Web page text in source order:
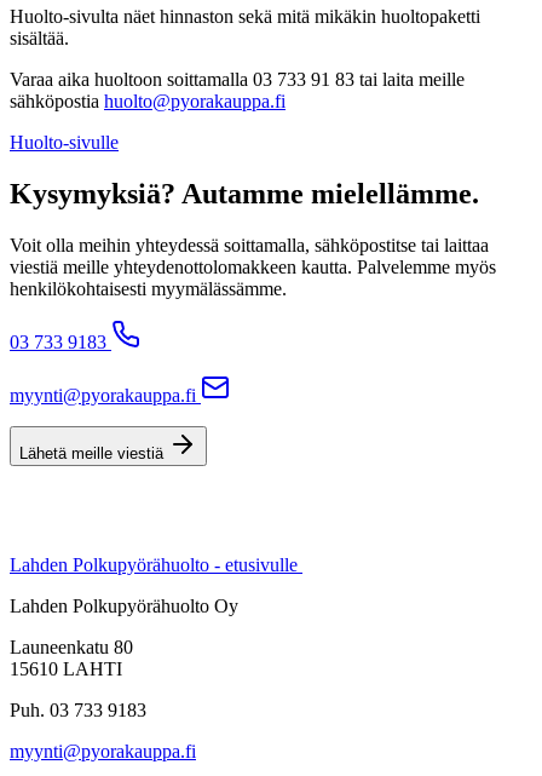
Huolto-sivulta näet hinnaston sekä mitä mikäkin huoltopaketti
sisältää.
Varaa aika huoltoon soittamalla 03 733 91 83 tai laita meille
sähköpostia huolto@pyorakauppa.fi
Huolto-sivulle
Kysymyksiä? Autamme mielellämme.
Voit olla meihin yhteydessä soittamalla, sähköpostitse tai laittaa
viestiä meille yhteydenottolomakkeen kautta. Palvelemme myös
henkilökohtaisesti myymälässämme.
03 733 9183
myynti@pyorakauppa.fi
Lähetä meille viestiä
Lahden Polkupyörähuolto - etusivulle
Lahden Polkupyörähuolto Oy
Launeenkatu 80
15610 LAHTI
Puh. 03 733 9183
myynti@pyorakauppa.fi